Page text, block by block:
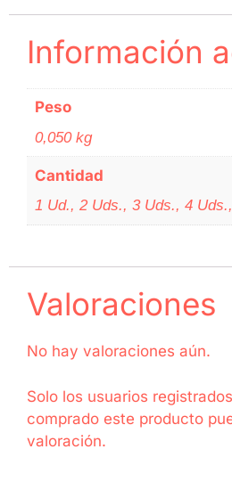
Información
Peso
0,050 kg
Cantidad
1 Ud., 2 Uds., 3 Uds., 4
Valoraciones
No hay valoraciones aún.
Solo los usuarios
comprado este producto
valoración.